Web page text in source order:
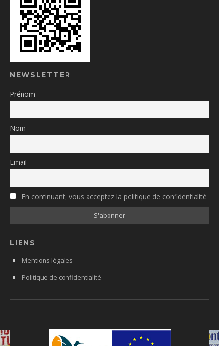
NEWSLETTER
Prénom
Nom
Email
En continuant, vous acceptez la politique de confidentialité
LIENS
Mentions légales
Politique de confidentialité